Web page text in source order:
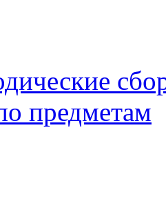
предметам